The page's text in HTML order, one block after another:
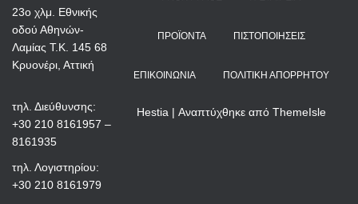
23ο χλμ. Εθνικής
οδού Αθηνών-
Λαμίας Τ.Κ. 145 68
Κρυονέρι, Αττική
τηλ. Διεύθυνσης:
+30 210 8161957 –
8161935
τηλ. Λογιστηρίου:
+30 210 8161979
ΠΡΟΪΌΝΤΑ ΠΙΣΤΟΠΟΙΉΣΕΙΣ
ΕΠΙΚΟΙΝΩΝΊΑ ΠΟΛΙΤΙΚΉ ΑΠΟΡΡΉΤΟΥ
Hestia | Αναπτύχθηκε από ThemeIsle